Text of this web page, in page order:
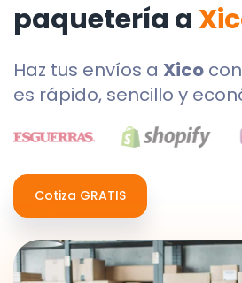
paquetería a
Haz tus envíos a Xico con
es rápido, sencillo y
Cotiza GRATIS